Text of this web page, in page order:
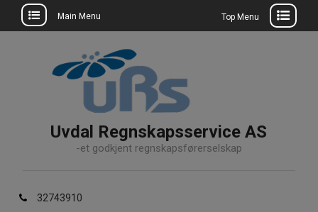
Main Menu Top Menu
Uvdal Regnskapsservice AS
-et godkjent regnskapsførerselskap
32743910